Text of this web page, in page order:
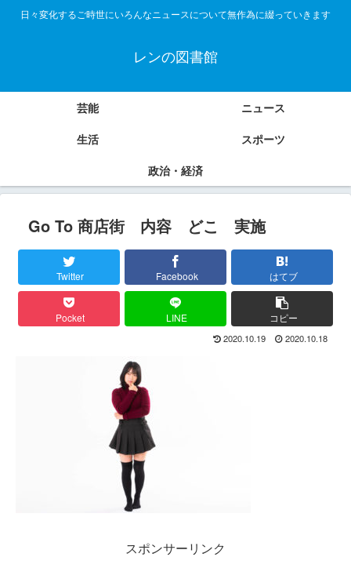
日々変化するご時世にいろんなニュースについて無作為に綴っていきます
レンの図書館
芸能
ニュース
生活
スポーツ
政治・経済
Go To 商店街 内容 どこ 実施
Twitter Facebook はてブ
Pocket LINE コピー
2020.10.19 2020.10.18
スポンサーリンク